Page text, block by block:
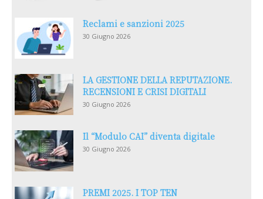
Reclami e sanzioni 2025
30 Giugno 2026
LA GESTIONE DELLA REPUTAZIONE.
RECENSIONI E CRISI DIGITALI
30 Giugno 2026
Il “Modulo CAI” diventa digitale
30 Giugno 2026
PREMI 2025. I TOP TEN